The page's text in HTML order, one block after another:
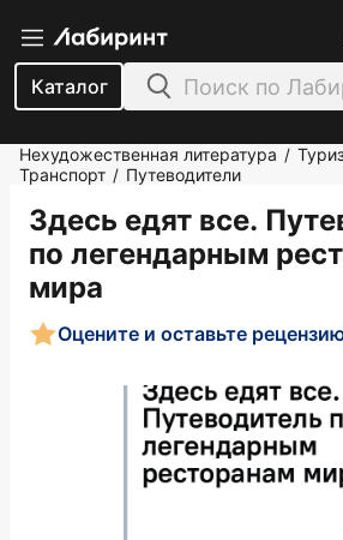
Каталог
Нехудожественная литература /
Транспорт / Путеводители
Здесь едят все.
по легендарным
мира
Оцените и оставьте